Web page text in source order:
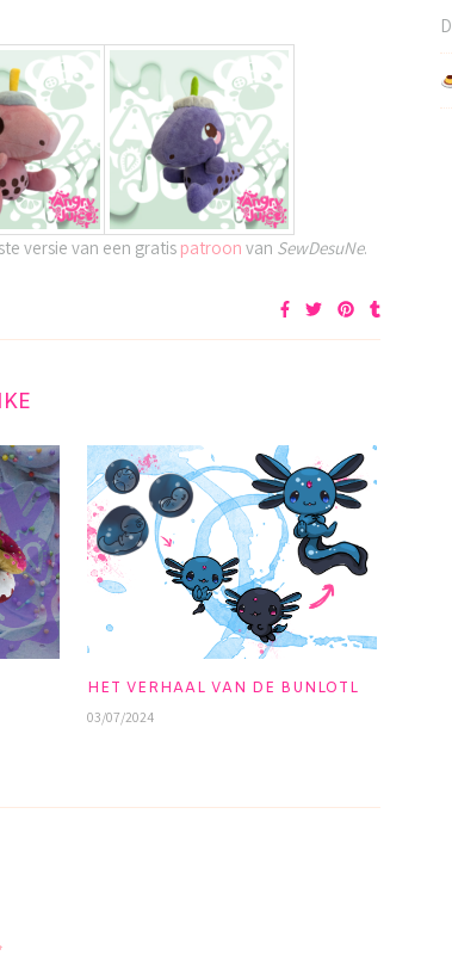
versie van een gratis patroon van SewDesuNe.
HET VERHAAL VAN DE BUNLOTL
03/07/2024
D